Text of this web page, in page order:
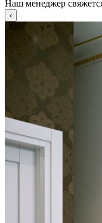
Наш менеджер